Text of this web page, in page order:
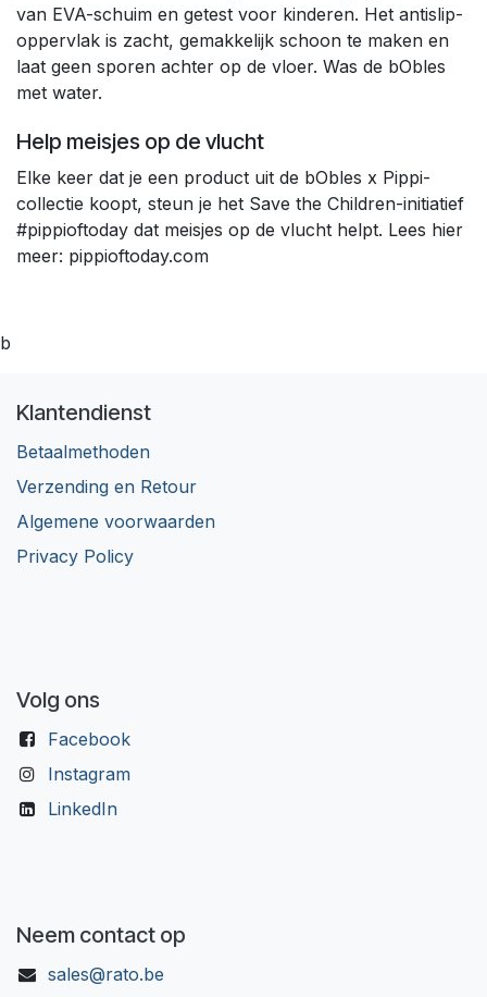
van EVA-schuim en getest voor kinderen. Het antislip-
oppervlak is zacht, gemakkelijk schoon te maken en
laat geen sporen achter op de vloer. Was de bObles
met water.
Help meisjes op de vlucht​
Elke keer dat je een product uit de bObles x Pippi-
collectie koopt, steun je het Save the Children-initiatief
#pippioftoday dat meisjes op de vlucht helpt. Lees hier
meer: pippioftoday.com
b
Klantendienst
Betaalmethoden
Verzending en Retour
Algemene voorwaarden
Privacy Policy
Volg ons
Facebook
Instagram
LinkedIn
Neem contact op
sales@rato.be